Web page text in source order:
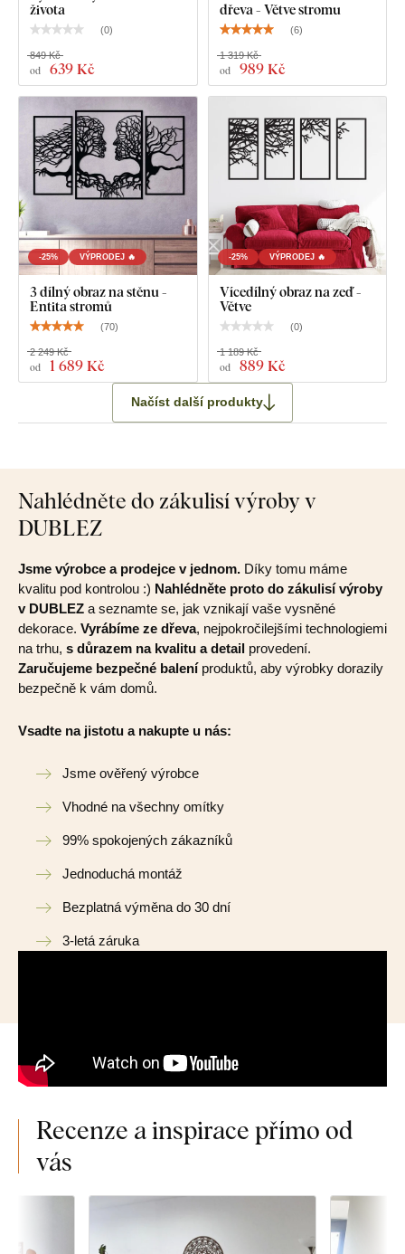
: Uvedené rozměry jsou rozměry po nalepení na
zeď jako na ilustračním obrázku.
života
(0)
od 639 Kč
849 Kč
dřeva - Větve stromu
(6)
od 989 Kč
1 319 Kč
-25% VÝPRODEJ 🔥
3 dílný obraz na stěnu -
Entita stromů
(70)
od 1 689 Kč
2 249 Kč
-25% VÝPRODEJ 🔥
Vícedílný obraz na zeď -
Větve
(0)
od 889 Kč
1 189 Kč
Načíst další produkty
Nahlédněte do zákulisí výroby v
DUBLEZ
Jsme výrobce a prodejce v jednom. Díky tomu máme
kvalitu pod kontrolou :) Nahlédněte proto do zákulisí výroby
v DUBLEZ a seznamte se, jak vznikají vaše vysněné
dekorace. Vyrábíme ze dřeva, nejpokročilejšími technologiemi
na trhu, s důrazem na kvalitu a detail provedení.
Zaručujeme bezpečné baleníproduktů, aby výrobky dorazily
bezpečně k vám domů.
Vsadte na jistotu a nakupte u nás:
Jsme ověřený výrobce
Vhodné na všechny omítky
99% spokojených zákazníků
Jednoduchá montáž
Bezplatná výměna do 30 dní
3-letá záruka
Recenze a inspirace přímo od
vás